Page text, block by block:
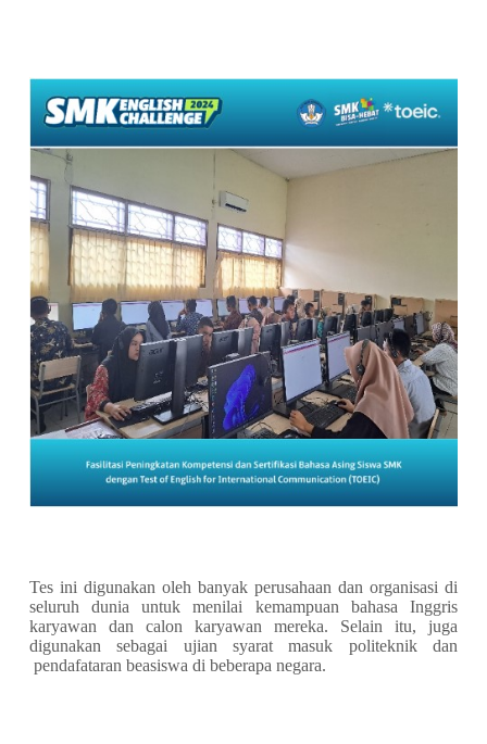
Tes ini digunakan oleh banyak perusahaan dan organisasi di
seluruh dunia untuk menilai kemampuan bahasa Inggris
karyawan dan calon karyawan mereka. Selain itu, juga
digunakan sebagai ujian syarat masuk politeknik dan
pendafataran beasiswa di beberapa negara.